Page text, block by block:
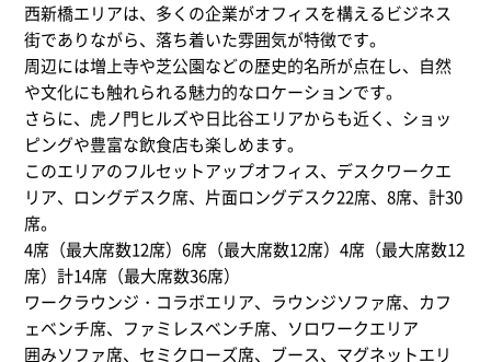
西新橋エリアは、多くの企業がオフィスを構えるビジネス
街でありながら、落ち着いた雰囲気が特徴です。
​周辺には増上寺や芝公園などの歴史的名所が点在し、自然
や文化にも触れられる魅力的なロケーションです。​
さらに、虎ノ門ヒルズや日比谷エリアからも近く、ショッ
ピングや豊富な飲食店も楽しめます。 ​
このエリアのフルセットアップオフィス、デスクワークエ
リア、ロングデスク席、片面ロングデスク22席、8席、計30
席。
4席（最大席数12席）6席（最大席数12席）4席（最大席数12
席）計14席（最大席数36席）
ワークラウンジ・コラボエリア、ラウンジソファ席、カフ
ェベンチ席、ファミレスベンチ席、ソロワークエリア
囲みソファ席、セミクローズ席、ブース、マグネットエリ